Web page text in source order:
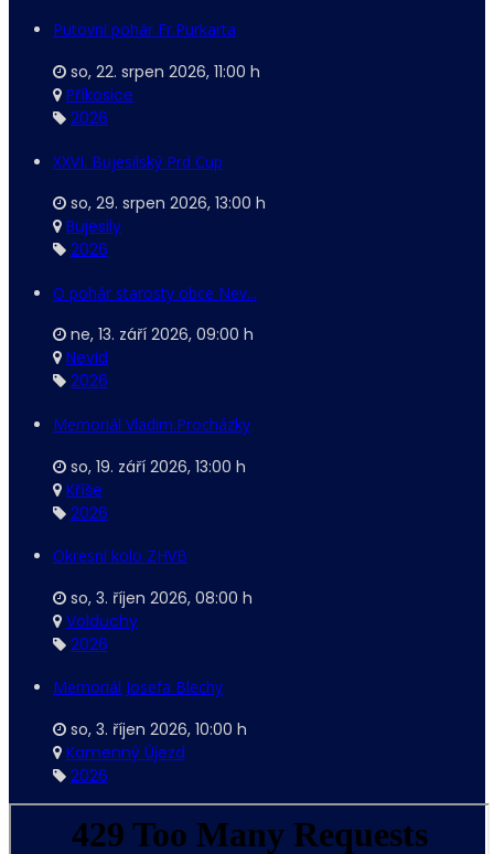
Putovní pohár Fr.Purkarta
so, 22. srpen 2026, 11:00 h
Příkosice
2026
XXVI. Bujesilský Prd Cup
so, 29. srpen 2026, 13:00 h
Bujesily
2026
O pohár starosty obce Nev...
ne, 13. září 2026, 09:00 h
Nevid
2026
Memoriál Vladim.Procházky
so, 19. září 2026, 13:00 h
Kříše
2026
Okresní kolo ZHVB
so, 3. říjen 2026, 08:00 h
Volduchy
2026
Memoriál Josefa Blechy
so, 3. říjen 2026, 10:00 h
Kamenný Újezd
2026